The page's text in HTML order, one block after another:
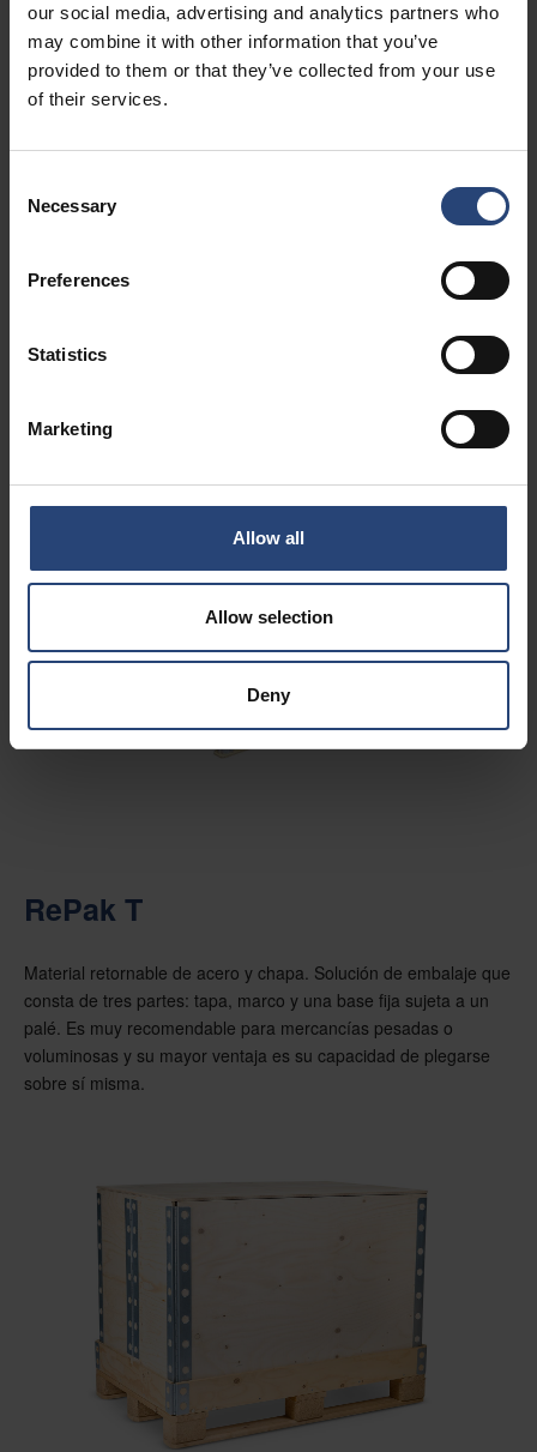
our social media, advertising and analytics partners who
may combine it with other information that you’ve
provided to them or that they’ve collected from your use
of their services.
Selection
Necessary
Preferences
Statistics
Marketing
Allow all
Allow selection
Deny
RePak .
RePak P
Sistema de collarín para palés duradero y flexible con cuatro o
RePak T
Material retornable de acero y chapa. Solución de embalaje que
consta de tres partes: tapa, marco y una base fija sujeta a un
palé. Es muy recomendable para mercancías pesadas o
voluminosas y su mayor ventaja es su capacidad de plegarse
sobre sí misma.